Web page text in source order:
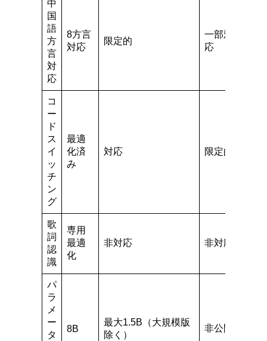
中
国
語
方
言
対
応
8方言
対応
限定的
一部対
応
コ
ー
ド
ス
イ
ッ
チ
ン
グ
最適
化済
み
対応 限定的
歌
詞
認
識
専用
最適
化
非対応 非対応
パ
ラ
メ
ー
タ
8B
最大1.5B（大規模版
除く）
非公開